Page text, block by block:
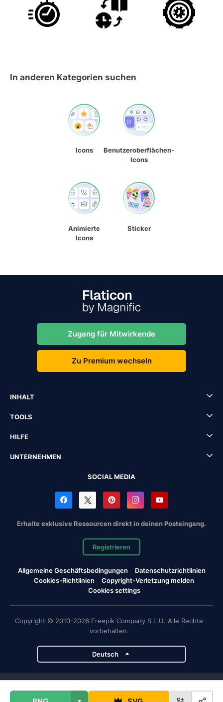
In anderen Kategorien suchen
Icons
Benutzeroberflächen-
Icons
Animierte
Icons
Sticker
Zugang für Mitwirkende
Zu Premium wechseln
INHALT
TOOLS
HILFE
UNTERNEHMEN
SOCIAL MEDIA
Erhalte exklusive Ressourcen direkt in deinen Posteingang.
Registrieren
Allgemeine Geschäftsbedingungen
Datenschutzrichtlinien
Cookies-Richtlinien
Copyright-Verletzung melden
Cookies settings
Copyright © 2010-2026 Freepik Company S.L.U. Alle Rechte
vorbehalten.
Deutsch